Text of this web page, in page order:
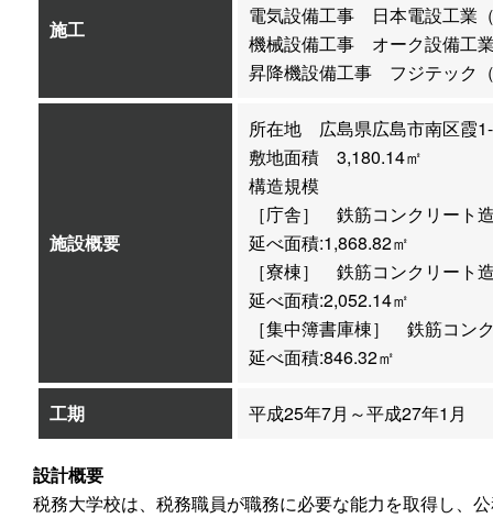
施工
電気設備工事 日本電設工業
機械設備工事 オーク設備工
昇降機設備工事 フジテック
施設概要
所在地 広島県広島市南区霞
敷地面積 3,180.14㎡
構造規模
［庁舎］ 鉄筋コンクリート
延べ面積:1,868.82㎡
［寮棟］ 鉄筋コンクリート
延べ面積:2,052.14㎡
［集中簿書庫棟］ 鉄筋コン
延べ面積:846.32㎡
工期 平成25年7月～平成27年1月
設計概要
税務大学校は、税務職員が職務に必要な能力を取得し、